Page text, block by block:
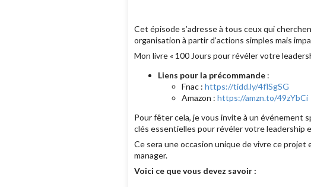
Cet épisode s’adresse à tous ceux qui
organisation à partir d’actions simples mais
Mon livre « 100 Jours pour révéler votre
Liens pour la précommande :
Fnac : https://tidd.ly/4flSgSG
Amazon : https://amzn.to/49zYbCi
Pour fêter cela, je vous invite à un événement
clés essentielles pour révéler votre leadership
Ce sera une occasion unique de vivre ce
manager.
Voici ce que vous devez savoir :